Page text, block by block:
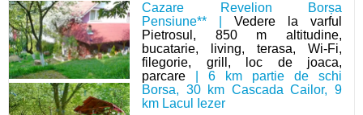
Cazare Revelion Borșa
Pensiune** |Vedere la varful
Pietrosul, 850 m altitudine,
bucatarie, living, terasa, Wi-Fi,
filegorie, grill, loc de joaca,
parcare | 6 km partie de schi
Borsa, 30 km Cascada Cailor, 9
km Lacul Iezer